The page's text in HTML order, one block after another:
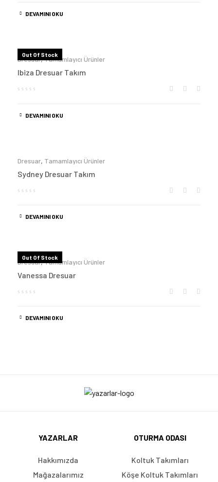
DEVAMINI OKU
Out Of Stock
Dresuar,Tamamlayıcı Ürünler
Ibiza Dresuar Takım
DEVAMINI OKU
Dresuar, Tamamlayıcı Ürünler
Sydney Dresuar Takım
DEVAMINI OKU
Out Of Stock
Dresuar,Tamamlayıcı Ürünler
Vanessa Dresuar
DEVAMINI OKU
YAZARLAR
Hakkımızda
Mağazalarımız
OTURMA ODASI
Koltuk Takımları
Köşe Koltuk Takımları